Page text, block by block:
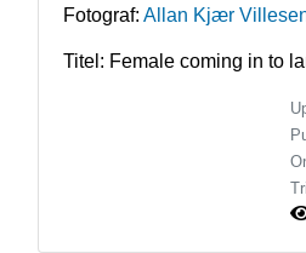
Fotograf: Allan Kjær
Titel: Female coming in to